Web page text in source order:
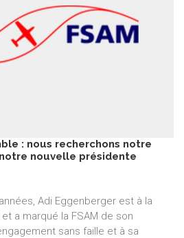
: nous recherchons notre
nouvelle présidente
Adi Eggenberger est à la
a marqué la FSAM de son
sans faille et à sa